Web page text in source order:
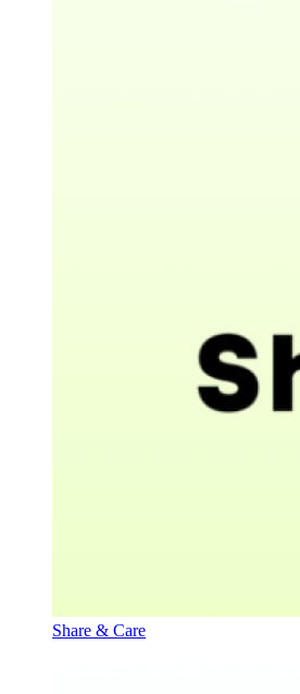
Share & Care